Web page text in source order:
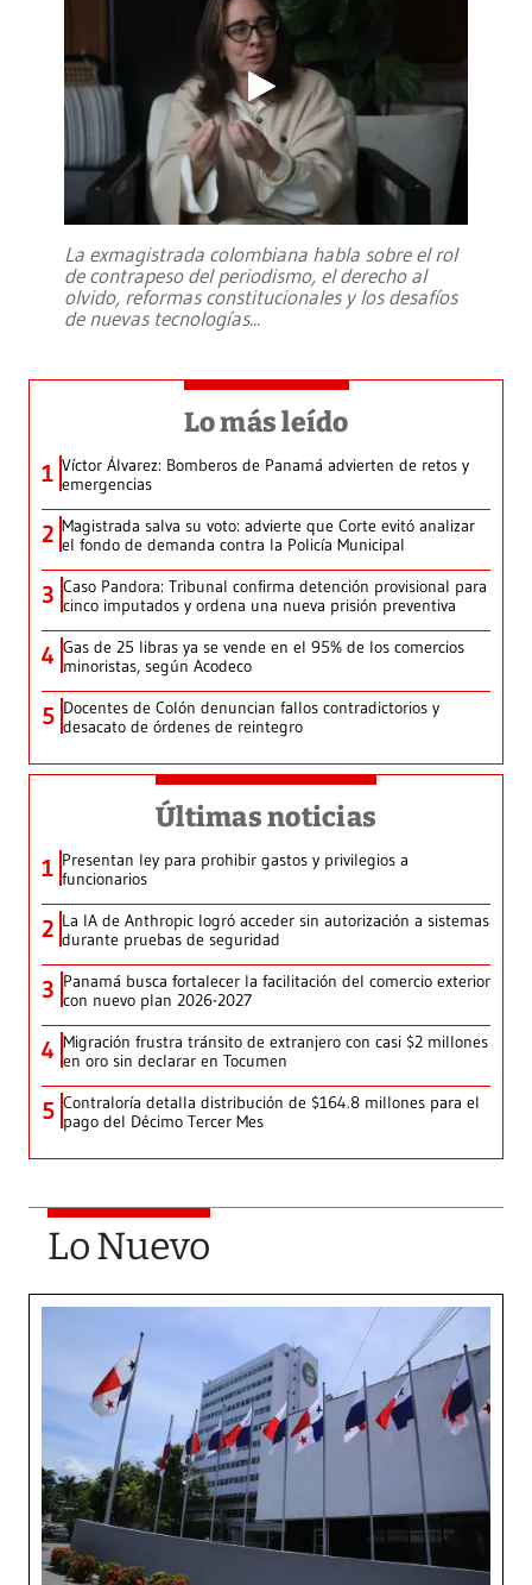
La exmagistrada colombiana habla sobre el rol
de contrapeso del periodismo, el derecho al
olvido, reformas constitucionales y los desafíos
de nuevas tecnologías...
Lo más leído
1 Víctor Álvarez: Bomberos de Panamá advierten de retos y
emergencias
2 Magistrada salva su voto: advierte que Corte evitó analizar
el fondo de demanda contra la Policía Municipal
3 Caso Pandora: Tribunal confirma detención provisional para
cinco imputados y ordena una nueva prisión preventiva
4 Gas de 25 libras ya se vende en el 95% de los comercios
minoristas, según Acodeco
5 Docentes de Colón denuncian fallos contradictorios y
desacato de órdenes de reintegro
Últimas noticias
1 Presentan ley para prohibir gastos y privilegios a
funcionarios
2 La IA de Anthropic logró acceder sin autorización a sistemas
durante pruebas de seguridad
3 Panamá busca fortalecer la facilitación del comercio exterior
con nuevo plan 2026-2027
4 Migración frustra tránsito de extranjero con casi $2 millones
en oro sin declarar en Tocumen
5 Contraloría detalla distribución de $164.8 millones para el
pago del Décimo Tercer Mes
Lo Nuevo